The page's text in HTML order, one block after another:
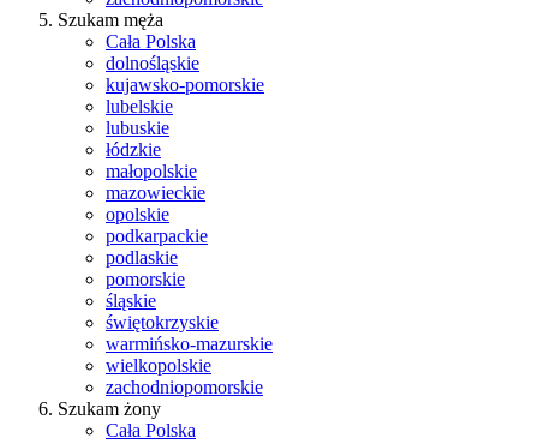
Szukam męża
Cała Polska
dolnośląskie
kujawsko-pomorskie
lubelskie
lubuskie
łódzkie
małopolskie
mazowieckie
opolskie
podkarpackie
podlaskie
pomorskie
śląskie
świętokrzyskie
warmińsko-mazurskie
wielkopolskie
zachodniopomorskie
Szukam żony
Cała Polska